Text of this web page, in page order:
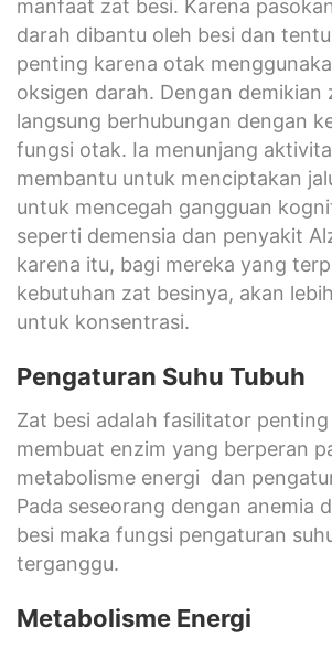
manfaat zat besi. Karena
darah dibantu oleh besi dan
penting karena otak
oksigen darah. Dengan demikian
langsung berhubungan dengan
fungsi otak. Ia menunjang
membantu untuk menciptakan
untuk mencegah gangguan
seperti demensia dan penyakit
karena itu, bagi mereka yang
kebutuhan zat besinya, akan
untuk konsentrasi.
Pengaturan Suhu Tubuh
Zat besi adalah fasilitator
membuat enzim yang berperan
metabolisme energi dan
Pada seseorang dengan anemia
besi maka fungsi pengaturan
terganggu.
Metabolisme Energi